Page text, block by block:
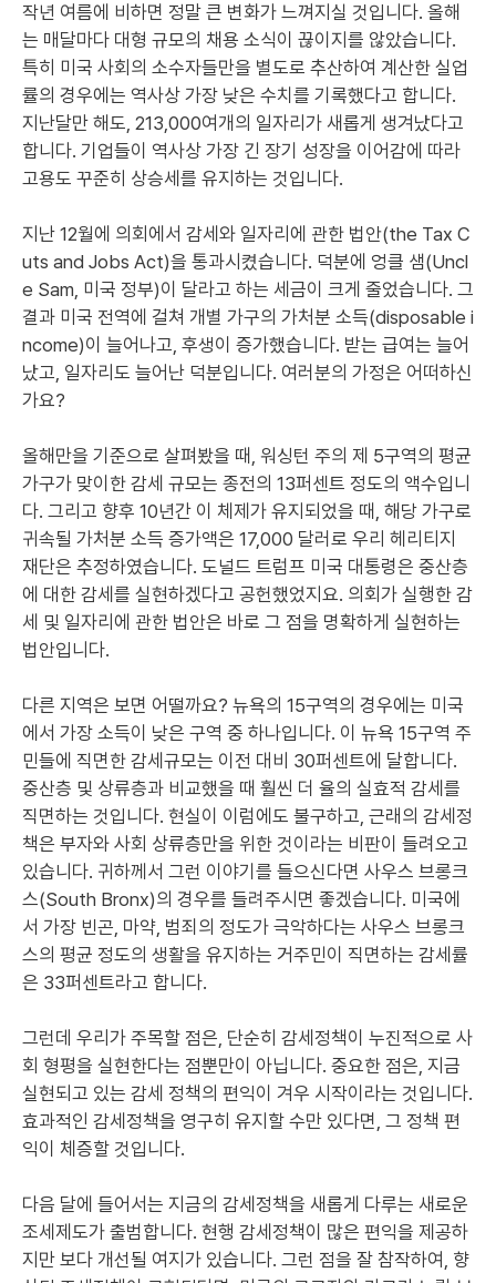
작년 여름에 비하면 정말 큰 변화가 느껴지실 것입니다. 올해
는 매달마다 대형 규모의 채용 소식이 끊이지를 않았습니다.
특히 미국 사회의 소수자들만을 별도로 추산하여 계산한 실업
률의 경우에는 역사상 가장 낮은 수치를 기록했다고 합니다.
지난달만 해도, 213,000여개의 일자리가 새롭게 생겨났다고
합니다. 기업들이 역사상 가장 긴 장기 성장을 이어감에 따라
고용도 꾸준히 상승세를 유지하는 것입니다.
지난 12월에 의회에서 감세와 일자리에 관한 법안(the Tax C
uts and Jobs Act)을 통과시켰습니다. 덕분에 엉클 샘(Uncl
e Sam, 미국 정부)이 달라고 하는 세금이 크게 줄었습니다. 그
결과 미국 전역에 걸쳐 개별 가구의 가처분 소득(disposable i
ncome)이 늘어나고, 후생이 증가했습니다. 받는 급여는 늘어
났고, 일자리도 늘어난 덕분입니다. 여러분의 가정은 어떠하신
가요?
올해만을 기준으로 살펴봤을 때, 워싱턴 주의 제 5구역의 평균
가구가 맞이한 감세 규모는 종전의 13퍼센트 정도의 액수입니
다. 그리고 향후 10년간 이 체제가 유지되었을 때, 해당 가구로
귀속될 가처분 소득 증가액은 17,000 달러로 우리 헤리티지
재단은 추정하였습니다. 도널드 트럼프 미국 대통령은 중산층
에 대한 감세를 실현하겠다고 공헌했었지요. 의회가 실행한 감
세 및 일자리에 관한 법안은 바로 그 점을 명확하게 실현하는
법안입니다.
다른 지역은 보면 어떨까요? 뉴욕의 15구역의 경우에는 미국
에서 가장 소득이 낮은 구역 중 하나입니다. 이 뉴욕 15구역 주
민들에 직면한 감세규모는 이전 대비 30퍼센트에 달합니다.
중산층 및 상류층과 비교했을 때 훨씬 더 율의 실효적 감세를
직면하는 것입니다. 현실이 이럼에도 불구하고, 근래의 감세정
책은 부자와 사회 상류층만을 위한 것이라는 비판이 들려오고
있습니다. 귀하께서 그런 이야기를 들으신다면 사우스 브롱크
스(South Bronx)의 경우를 들려주시면 좋겠습니다. 미국에
서 가장 빈곤, 마약, 범죄의 정도가 극악하다는 사우스 브롱크
스의 평균 정도의 생활을 유지하는 거주민이 직면하는 감세률
은 33퍼센트라고 합니다.
그런데 우리가 주목할 점은, 단순히 감세정책이 누진적으로 사
회 형평을 실현한다는 점뿐만이 아닙니다. 중요한 점은, 지금
실현되고 있는 감세 정책의 편익이 겨우 시작이라는 것입니다.
효과적인 감세정책을 영구히 유지할 수만 있다면, 그 정책 편
익이 체증할 것입니다.
다음 달에 들어서는 지금의 감세정책을 새롭게 다루는 새로운
조세제도가 출범합니다. 현행 감세정책이 많은 편익을 제공하
지만 보다 개선될 여지가 있습니다. 그런 점을 잘 참작하여, 향